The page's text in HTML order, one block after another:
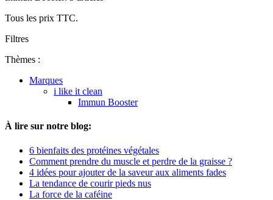
Tous les prix TTC.
Filtres
Thèmes :
Marques
i like it clean
Immun Booster
À lire sur notre blog:
6 bienfaits des protéines végétales
Comment prendre du muscle et perdre de la graisse ?
4 idées pour ajouter de la saveur aux aliments fades
La tendance de courir pieds nus
La force de la caféine